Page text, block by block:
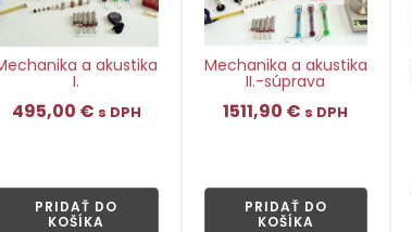
a akustika
I.
495,00 € s DPH
PRIDAŤ DO
KOŠÍKA
Mechanika a akustika
II.-súprava
1511,90 € s DPH
PRIDAŤ DO
KOŠÍKA